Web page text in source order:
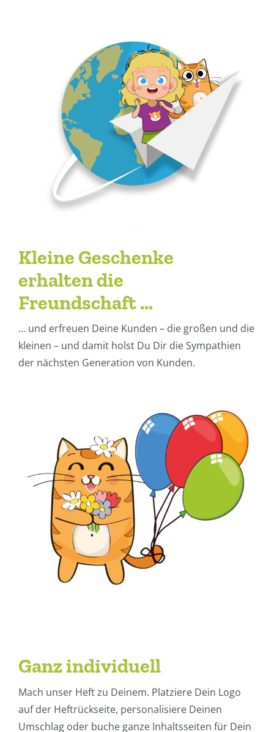
Kleine Geschenke
erhalten die
Freundschaft …
… und erfreuen Deine Kunden – die großen und die
kleinen – und damit holst Du Dir die Sympathien
der nächsten Generation von Kunden.
Ganz individuell
Mach unser Heft zu Deinem. Platziere Dein Logo
auf der Heftrückseite, personalisiere Deinen
Umschlag oder buche ganze Inhaltsseiten für Dein